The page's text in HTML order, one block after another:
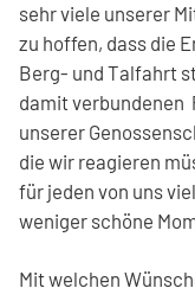
sehr viele unserer
zu hoffen, dass die
Berg- und Talfahrt
damit verbundenen
unserer
die wir reagieren
für jeden von uns
weniger schöne
Mit welchen